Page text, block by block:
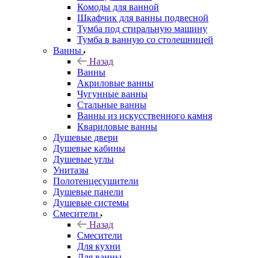
Комоды для ванной
Шкафчик для ванны подвесной
Тумба под стиральную машину
Тумба в ванную со столешницей
Ванны
Назад
Ванны
Акриловые ванны
Чугунные ванны
Стальные ванны
Ванны из искусственного камня
Квариловые ванны
Душевые двери
Душевые кабины
Душевые углы
Унитазы
Полотенцесушители
Душевые панели
Душевые системы
Смесители
Назад
Смесители
Для кухни